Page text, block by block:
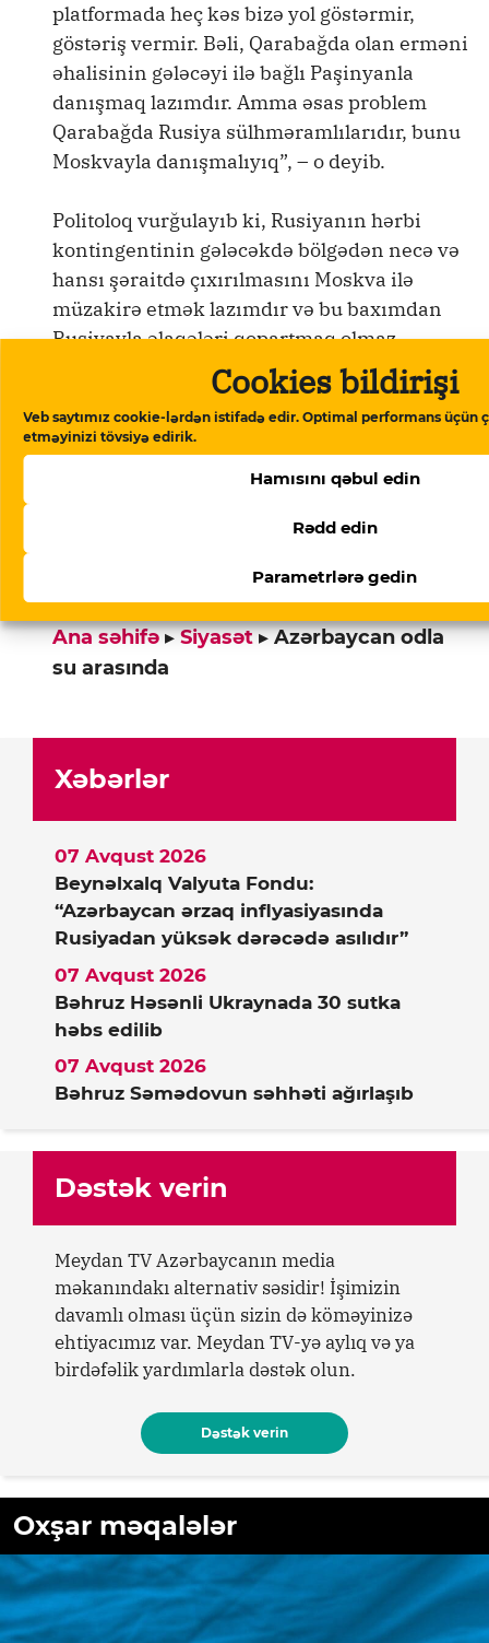
Cookies bildirişi
Veb saytımız cookie-lərdən istifadə edir. Optimal performans üçün
etməyinizi tövsiyə edirik.
Hamısını qəbul edin
Rədd edin
Parametrlərə gedin
platformada heç kəs bizə yol göstərmir,
göstəriş vermir. Bəli, Qarabağda olan erməni
əhalisinin gələcəyi ilə bağlı Paşinyanla
danışmaq lazımdır. Amma əsas problem
Qarabağda Rusiya sülhməramlılarıdır, bunu
Moskvayla danışmalıyıq”, – o deyib.
Politoloq vurğulayıb ki, Rusiyanın hərbi
kontingentinin gələcəkdə bölgədən necə və
hansı şəraitdə çıxırılmasını Moskva ilə
müzakirə etmək lazımdır və bu baxımdan
Rusiyayla əlaqələri qopartmaq olmaz.
“İki formatda danışıqlar olmalıdır,
Azərbaycan-Rusiya, Azərbaycan-
Ermənistan”, – Azər Qasımov vurğulayıb.
https://storage.googleapis.com/qurium/
article-azerbaycan-odla-su-arasinda.html
Ana səhifə▸Siyasət▸Azərbaycan odla
su arasında
Xəbərlər
Beynəlxalq Valyuta Fondu:
“Azərbaycan ərzaq inflyasiyasında
Rusiyadan yüksək dərəcədə asılıdır”
07 Avqust 2026
Bəhruz Həsənli Ukraynada 30 sutka
həbs edilib
07 Avqust 2026
Bəhruz Səmədovun səhhəti ağırlaşıb
07 Avqust 2026
Dəstək verin
Meydan TV Azərbaycanın media
məkanındakı alternativ səsidir! İşimizin
davamlı olması üçün sizin də köməyinizə
ehtiyacımız var. Meydan TV-yə aylıq və ya
birdəfəlik yardımlarla dəstək olun.
Dəstək verin
Oxşar məqalələr